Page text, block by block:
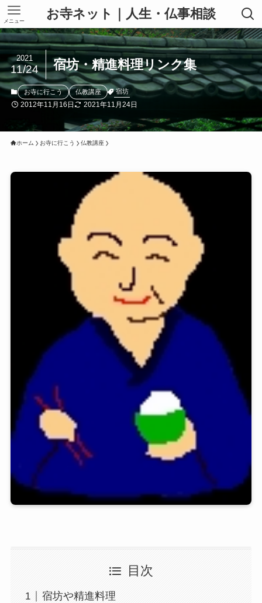
お寺ネット｜人生・仏事相談
メニュー
宿坊・精進料理リンク集
2021
11/24
お寺に行こう 仏教講座 宿坊
2012年11月16日 2021年11月24日
ホーム お寺に行こう 仏教講座
目次
宿坊や精進料理